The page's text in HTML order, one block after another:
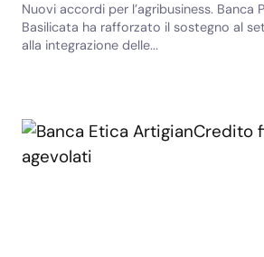
Nuovi accordi per l’agribusiness. Banca
Basilicata ha rafforzato il sostegno al
alla integrazione delle...